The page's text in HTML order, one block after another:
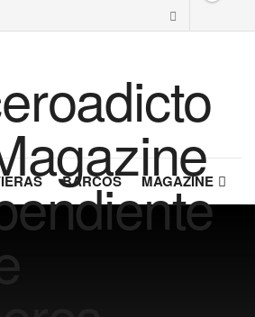
BARCOS MAGAZINE